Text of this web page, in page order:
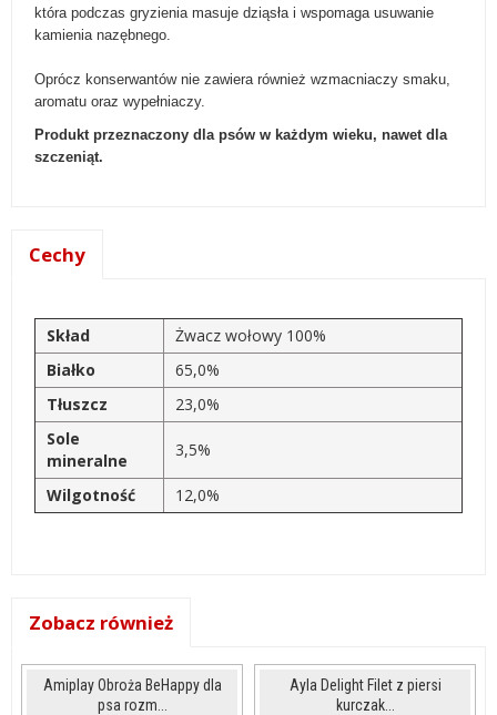
która podczas gryzienia masuje dziąsła i wspomaga usuwanie
kamienia nazębnego.
Oprócz konserwantów nie zawiera również wzmacniaczy smaku,
aromatu oraz wypełniaczy.
Produkt przeznaczony dla psów w każdym wieku, nawet dla
szczeniąt.
Cechy
Skład
Żwacz wołowy 100%
Białko
65,0%
Tłuszcz
23,0%
Sole
mineralne
3,5%
Wilgotność 12,0%
Zobacz również
Amiplay Obroża BeHappy dla
psa rozm...
Ayla Delight Filet z piersi
kurczak...